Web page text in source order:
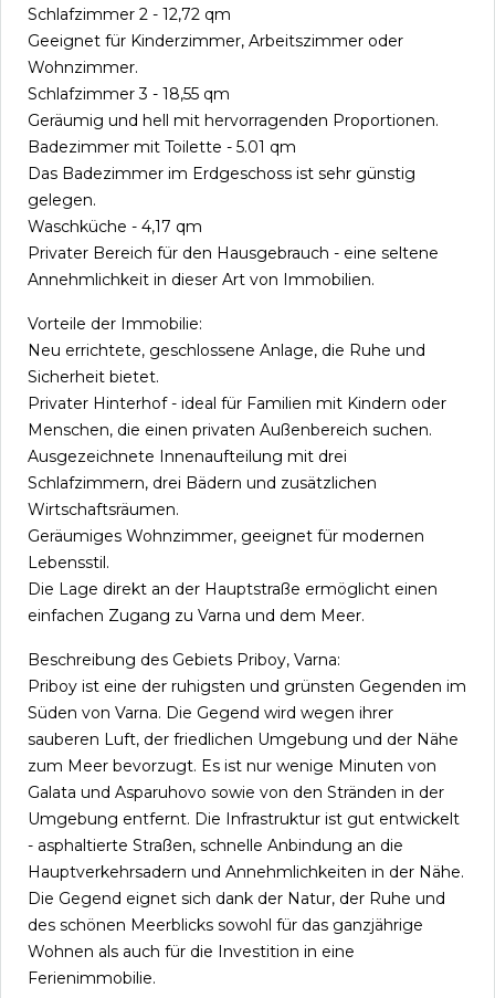
Schlafzimmer 2 - 12,72 qm
Geeignet für Kinderzimmer, Arbeitszimmer oder
Wohnzimmer.
Schlafzimmer 3 - 18,55 qm
Geräumig und hell mit hervorragenden Proportionen.
Badezimmer mit Toilette - 5.01 qm
Das Badezimmer im Erdgeschoss ist sehr günstig
gelegen.
Waschküche - 4,17 qm
Privater Bereich für den Hausgebrauch - eine seltene
Annehmlichkeit in dieser Art von Immobilien.
Vorteile der Immobilie:
Neu errichtete, geschlossene Anlage, die Ruhe und
Sicherheit bietet.
Privater Hinterhof - ideal für Familien mit Kindern oder
Menschen, die einen privaten Außenbereich suchen.
Ausgezeichnete Innenaufteilung mit drei
Schlafzimmern, drei Bädern und zusätzlichen
Wirtschaftsräumen.
Geräumiges Wohnzimmer, geeignet für modernen
Lebensstil.
Die Lage direkt an der Hauptstraße ermöglicht einen
einfachen Zugang zu Varna und dem Meer.
Beschreibung des Gebiets Priboy, Varna:
Priboy ist eine der ruhigsten und grünsten Gegenden im
Süden von Varna. Die Gegend wird wegen ihrer
sauberen Luft, der friedlichen Umgebung und der Nähe
zum Meer bevorzugt. Es ist nur wenige Minuten von
Galata und Asparuhovo sowie von den Stränden in der
Umgebung entfernt. Die Infrastruktur ist gut entwickelt
- asphaltierte Straßen, schnelle Anbindung an die
Hauptverkehrsadern und Annehmlichkeiten in der Nähe.
Die Gegend eignet sich dank der Natur, der Ruhe und
des schönen Meerblicks sowohl für das ganzjährige
Wohnen als auch für die Investition in eine
Ferienimmobilie.